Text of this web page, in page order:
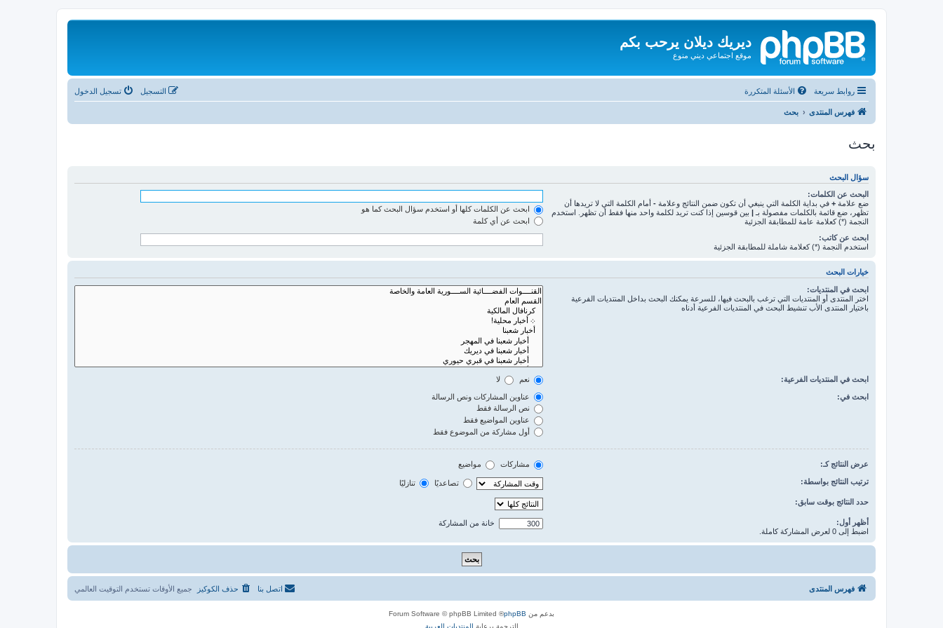
ديريك ديلان يرحب بكم
موقع اجتماعي ديني منوع
روابط سريعة الأسئلة المتكررة تسجيل الدخول التسجيل
فهرس المنتدى بحث
بحث
سؤال البحث
البحث عن الكلمات:
ضع علامة + في بداية الكلمة التي ينبغي أن تكون ضمن النتائج وعلامة - أمام الكلمة التي لا تريدها أن
تظهر، ضع قائمة بالكلمات مفصولة بـ | بين قوسين إذا كنت تريد لكلمة واحد منها فقط أن تظهر. استخدم
النجمة (*) كعلامة عامة للمطابقة الجزئية
ابحث عن الكلمات كلها أو استخدم سؤال البحث كما هو
ابحث عن أي كلمة
ابحث عن كاتب:
استخدم النجمة (*) كعلامة شاملة للمطابقة الجزئية
خيارات البحث
ابحث في المنتديات:
اختر المنتدى أو المنتديات التي ترغب بالبحث فيها، للسرعة يمكنك البحث بداخل المنتديات الفرعية
باختيار المنتدى الأب تنشيط البحث في المنتديات الفرعية أدناه
ابحث في المنتديات الفرعية: نعم لا
ابحث في:
عناوين المشاركات ونص الرسالة
نص الرسالة فقط
عناوين المواضيع فقط
أول مشاركة من الموضوع فقط
عرض النتائج كـ: مشاركات مواضيع
ترتيب النتائج بواسطة: تصاعديًا تنازليًا
حدد النتائج بوقت سابق:
أظهر أول:
اضبط إلى 0 لعرض المشاركة كاملة.
خانة من المشاركة
فهرس المنتدى جميع الأوقات تستخدم التوقيت العالمي حذف الكوكيز اتصل بنا
بدعم من phpBB
® Forum Software © phpBB Limited
الترجمة برعاية المنتديات العربية